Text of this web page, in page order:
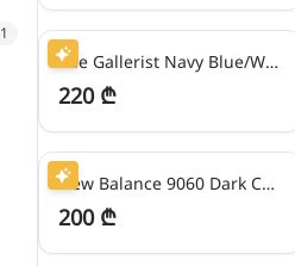
1
55₾/თვეში
The Gallerist Navy Blue/White
220 ₾
50₾/თვეში
New Balance 9060 Dark Camo
200 ₾
50₾/თვეში